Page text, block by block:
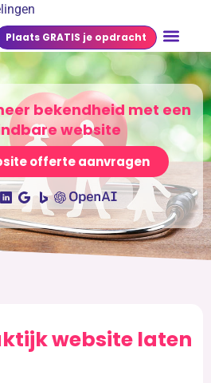
Plaats GRATIS je opdracht
bekendheid met een
website
offerte aanvragen
website laten